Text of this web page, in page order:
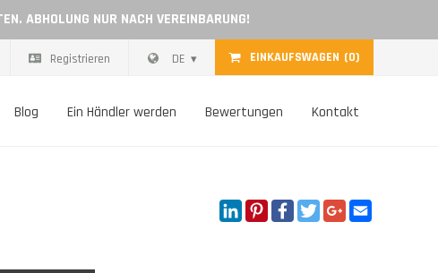
ABHOLUNG NUR NACH VEREINBARUNG!
EINKAUFSWAGEN (0)
DE
Registrieren
Blog Ein Händler werden Bewertungen Kontakt
LinkedIn
Pinterest
Facebook
Twitter
Google+